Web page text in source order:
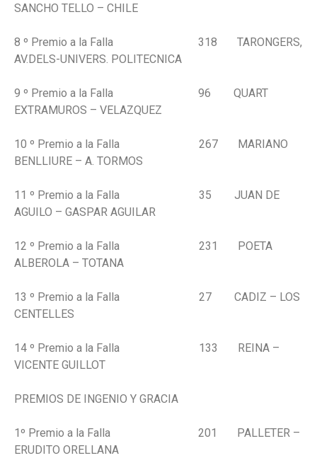
SANCHO TELLO – CHILE
8 º Premio a la Falla 318 TARONGERS,
AV.DELS-UNIVERS. POLITECNICA
9 º Premio a la Falla 96 QUART
EXTRAMUROS – VELAZQUEZ
10 º Premio a la Falla 267 MARIANO
BENLLIURE – A. TORMOS
11 º Premio a la Falla 35 JUAN DE
AGUILO – GASPAR AGUILAR
12 º Premio a la Falla 231 POETA
ALBEROLA – TOTANA
13 º Premio a la Falla 27 CADIZ – LOS
CENTELLES
14 º Premio a la Falla 133 REINA –
VICENTE GUILLOT
PREMIOS DE INGENIO Y GRACIA
1º Premio a la Falla 201 PALLETER –
ERUDITO ORELLANA